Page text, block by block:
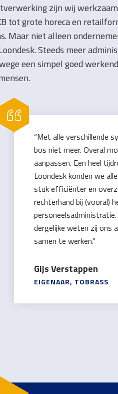
zijn wij
tot grote horeca en
Maar niet alleen
Steeds meer
een simpel goed
“Met alle verschillende
bos niet meer. Overal
aanpassen. Een heel
Loondesk konden we
stuk efficiënter en
rechterhand bij (vooral)
dergelijke weten zij ons
samen te werken.”
Gijs Verstappen
EIGENAAR, TOBRASS